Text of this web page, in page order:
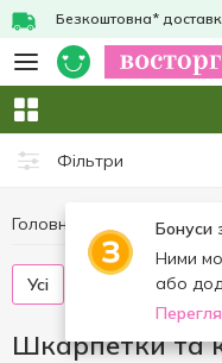
Безкоштовна*
Фільтри
Бонуси
Ними
або
Головна Одяг та
Усі Шкарпетки
Шкарпетки та